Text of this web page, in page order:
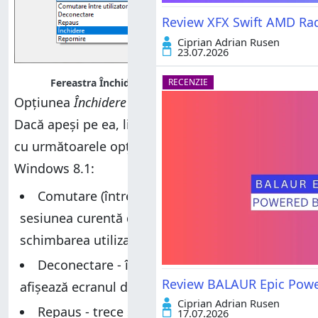
Fereastra Închidere Windows în Windows 10
OpțiuneaÎnchidere
Dacă apeși pe ea, lista completă devine vizibilă
cu următoarele opțiuni în Windows 10 și
Windows 8.1:
Comutare (între) utilizatori - salvează
sesiunea curentă de utilizator și permite
schimbarea utilizatorului activ în Windows
Deconectare - închide sesiunea curentă și
afișează ecranul de autentificare
Repaus - trece sistemul Windows în modul
Review XFX Swift AMD
Ciprian Adrian Rusen
23.07.2026
RECENZIE
Review BALAUR Epic
Ciprian Adrian Rusen
17.07.2026